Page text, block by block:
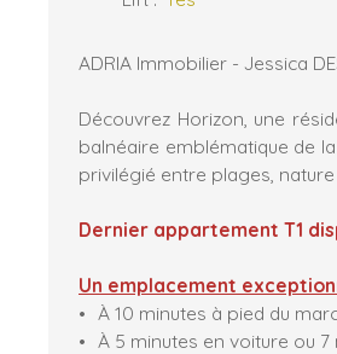
ADRIA Immobilier - Jessica
Découvrez Horizon, une
balnéaire emblématique de
privilégié entre plages,
Dernier appartement T1
Un emplacement
À 10 minutes à pied du
À 5 minutes en voiture ou